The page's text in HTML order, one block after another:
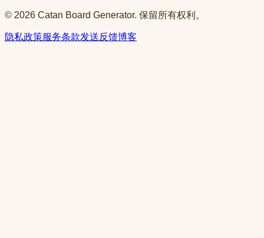
© 2026 Catan Board Generator. 保留所有权利。
隐私政策服务条款发送反馈博客